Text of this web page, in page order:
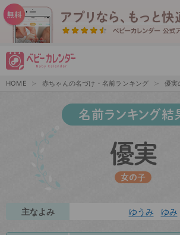
HOME 赤ちゃんの名づけ・名前ランキング 優実
名前ランキング結
優実
女の子
主なよみ ゆうみ ゆみ